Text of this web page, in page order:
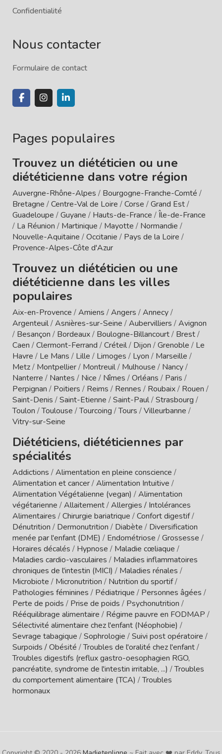
Confidentialité
Nous contacter
Formulaire de contact
Pages populaires
Trouvez un diététicien ou une
diététicienne dans votre région
Auvergne-Rhône-Alpes / Bourgogne-Franche-Comté /
Bretagne /Centre-Val de Loire /Corse /Grand Est/
Guadeloupe /Guyane / Hauts-de-France /Île-de-France
/ La Réunion / Martinique / Mayotte / Normandie /
Nouvelle-Aquitaine /Occitanie / Pays de la Loire /
Provence-Alpes-Côte d'Azur
Trouvez un diététicien ou une
diététicienne dans les villes
populaires
Aix-en-Provence /Amiens /Angers /Annecy/
Argenteuil/Asnières-sur-Seine /Aubervilliers /Avignon
/ Besançon / Bordeaux/ Boulogne-Billancourt/ Brest/
Caen /Clermont-Ferrand /Créteil/ Dijon /Grenoble / Le
Havre / Le Mans / Lille / Limoges / Lyon / Marseille /
Metz/ Montpellier/ Montreuil/ Mulhouse / Nancy/
Nanterre / Nantes / Nice / Nîmes /Orléans / Paris /
Perpignan / Poitiers / Reims / Rennes / Roubaix/ Rouen /
Saint-Denis /Saint-Etienne /Saint-Paul/Strasbourg /
Toulon /Toulouse /Tourcoing /Tours /Villeurbanne /
Vitry-sur-Seine
Diététiciens, diététiciennes par
spécialités
Addictions /Alimentation en pleine conscience /
Alimentation et cancer/Alimentation Intuitive /
Alimentation Végétalienne (vegan) /Alimentation
végétarienne /Allaitement/Allergies / Intolérances
Alimentaires /Chirurgie bariatrique /Confort digestif/
Dénutrition / Dermonutrition / Diabète / Diversification
menée par l'enfant (DME) / Endométriose /Grossesse /
Horaires décalés / Hypnose / Maladie cœliaque /
Maladies cardio-vasculaires / Maladies inflammatoires
chroniques de l'intestin (MICI) / Maladies rénales /
Microbiote / Micronutrition / Nutrition du sportif/
Pathologies féminines / Pédiatrique / Personnes âgées /
Perte de poids / Prise de poids / Psychonutrition /
Rééquilibrage alimentaire / Régime pauvre en FODMAP /
Sélectivité alimentaire chez l'enfant (Néophobie) /
Sevrage tabagique /Sophrologie /Suivi post opératoire /
Surpoids / Obésité /Troubles de l'oralité chez l'enfant/
Troubles digestifs (reflux gastro-oesophagien RGO,
pancréatite, syndrome de l'intestin irritable, ...) /Troubles
du comportement alimentaire (TCA) /Troubles
hormonaux